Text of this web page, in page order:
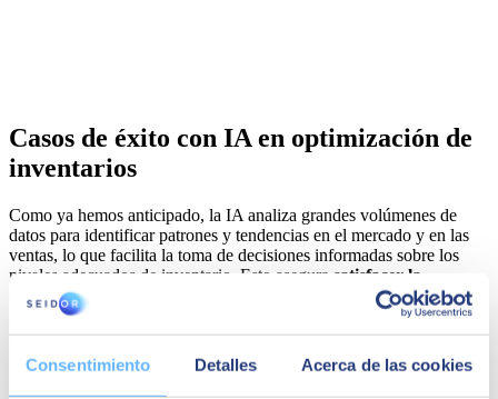
Consentimiento Detalles Acerca de las cookies
Casos de éxito con IA en optimización de
inventarios
Como ya hemos anticipado, la IA analiza grandes volúmenes de
datos para identificar patrones y tendencias en el mercado y en las
ventas, lo que facilita la toma de decisiones informadas sobre los
niveles adecuados de inventario. Esto asegura satisfacer la
demanda del cliente sin incurrir en excesos o déficits de stock.
Además, la IA posibilita
ajustes en las estrategias de inventario en
tiempo real,adaptándose a los cambios en las condiciones del
mercado y las necesidades del cliente, lo que mejora la eficiencia
operativa y reduce costes derivados de una gestión ineficiente del
inventario.